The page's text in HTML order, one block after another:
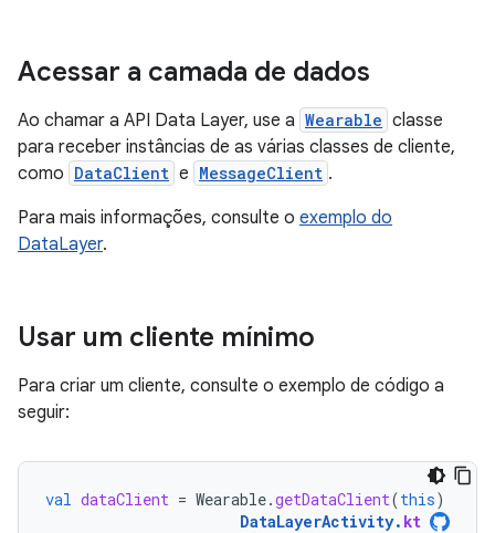
Acessar a camada de dados
Ao chamar a API Data Layer, use a Wearable classe
para receber instâncias de as várias classes de cliente,
como DataClient e MessageClient .
Para mais informações, consulte o exemplo do
DataLayer.
Usar um cliente mínimo
Para criar um cliente, consulte o exemplo de código a
seguir:
val dataClient = Wearable.getDataClient(this)
DataLayerActivity. kt